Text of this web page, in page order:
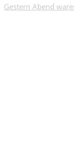
Gestern Abend